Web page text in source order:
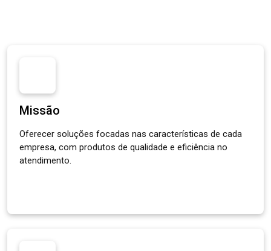
Missão
Oferecer soluções focadas nas características de cada
empresa, com produtos de qualidade e eficiência no
atendimento.